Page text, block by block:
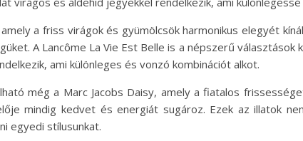
amely a friss virágok és gyümölcsök harmonikus elegyét
A Lancôme La Vie Est Belle is a népszerű
ami különleges és vonzó kombinációt alkot.
még a Marc Jacobs Daisy, amely a fiatalos
mindig kedvet és energiát sugároz. Ezek az illatok
egyedi stílusunkat.